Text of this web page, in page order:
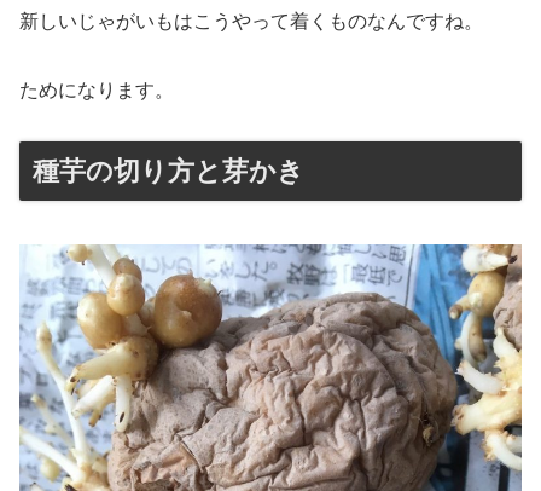
新しいじゃがいもはこうやって着くものなんですね。
ためになります。
種芋の切り方と芽かき